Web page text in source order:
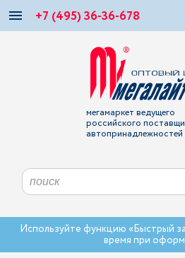
+7 (495) 36-36-678
мегамаркет ведущего
российского
автопринадлежностей
Используйте функцию «Быстрый
время при